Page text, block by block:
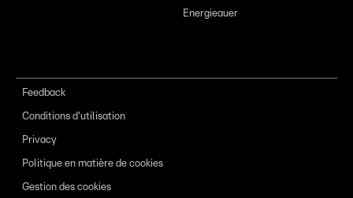
Energieauer
Feedback
Conditions d'utilisation
Privacy
Politique en matière de cookies
Gestion des cookies